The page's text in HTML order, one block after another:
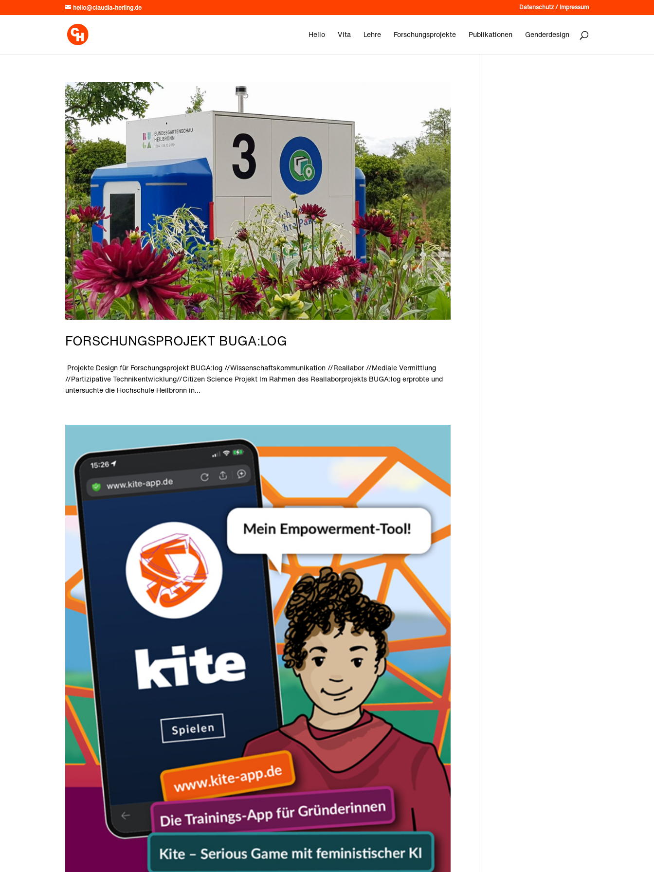
hello@claudia-herling.de Datenschutz / Impressum
Hello Vita Lehre Forschungsprojekte Publikationen Genderdesign
FORSCHUNGSPROJEKT BUGA:LOG
Projekte Design für Forschungsprojekt BUGA:log //Wissenschaftskommunikation //Reallabor //Mediale Vermittlung
//Partizipative Technikentwicklung//Citizen Science Projekt Im Rahmen des Reallaborprojekts BUGA:log erprobte und
untersuchte die Hochschule Heilbronn in...